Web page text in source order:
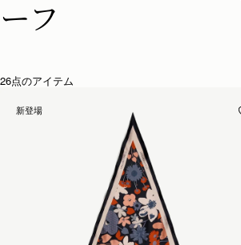
ーフ
26点のアイテム
新登場